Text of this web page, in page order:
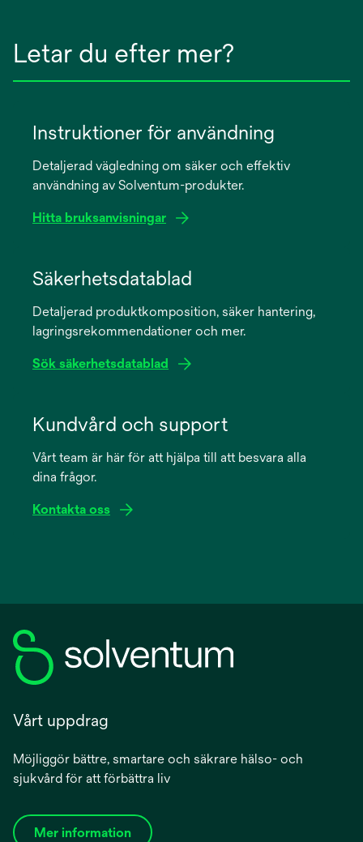
Letar du efter mer?
Instruktioner för användning
Detaljerad vägledning om säker och effektiv
användning av Solventum-produkter.
Hitta bruksanvisningar
new
Säkerhetsdatablad
Detaljerad produktkomposition, säker hantering,
lagringsrekommendationer och mer.
Sök säkerhetsdatablad
new
Kundvård och support
Vårt team är här för att hjälpa till att besvara alla
dina frågor.
Kontakta oss
Vårt uppdrag
Möjliggör bättre, smartare och säkrare hälso- och
sjukvård för att förbättra liv
Mer information